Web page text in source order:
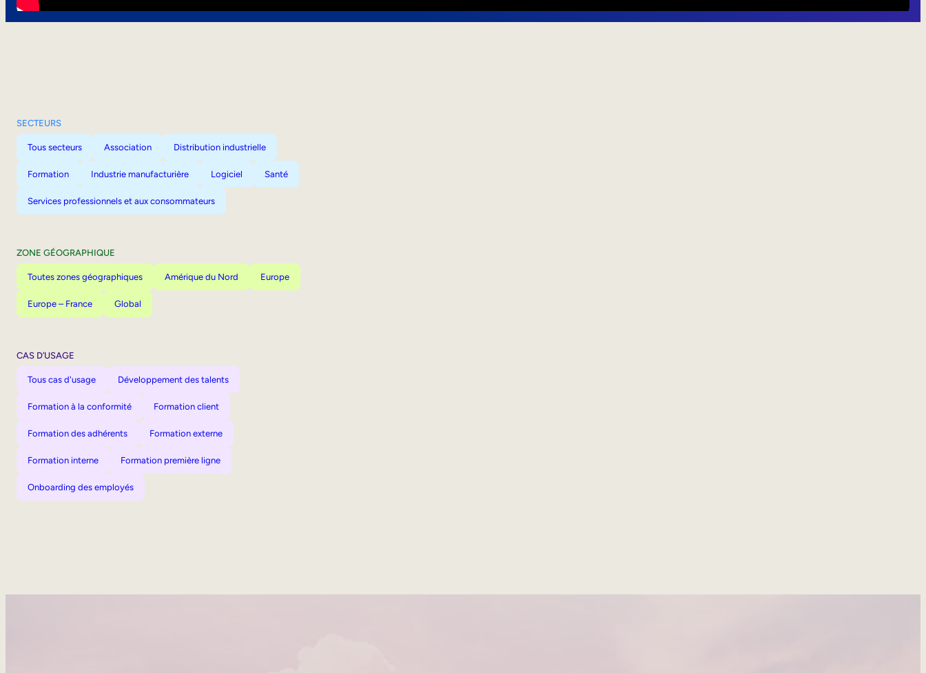
SECTEURS
Tous secteurs Association Distribution industrielle
Formation Industrie manufacturière Logiciel Santé
Services professionnels et aux consommateurs
ZONE GÉOGRAPHIQUE
Toutes zones géographiques Amérique du Nord Europe
Europe – France Global
CAS D’USAGE
Tous cas d'usage Développement des talents
Formation à la conformité Formation client
Formation des adhérents Formation externe
Formation interne Formation première ligne
Onboarding des employés